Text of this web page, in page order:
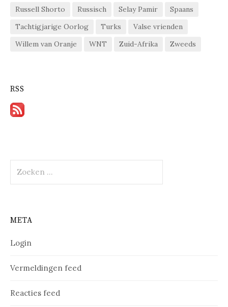
Russell Shorto
Russisch Selay Pamir
Spaans
Tachtigjarige Oorlog
Turks
Valse vrienden
Willem van Oranje
WNT Zuid-Afrika Zweeds
RSS
naar:
META
Login
Vermeldingen feed
Reacties feed